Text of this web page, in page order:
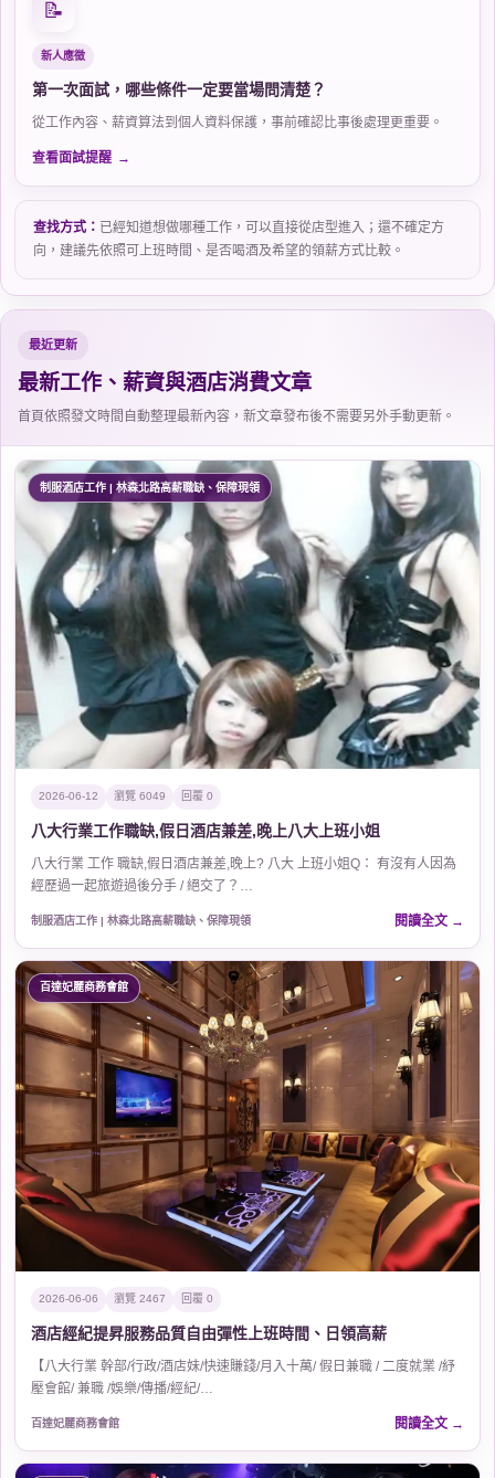
📝
新人應徵
第一次面試，哪些條件一定要當場問清楚？
從工作內容、薪資算法到個人資料保護，事前確認比事後處理更重要。
查看面試提醒
查找方式： 已經知道想做哪種工作，可以直接從店型進入；還不確定方
向，建議先依照可上班時間、是否喝酒及希望的領薪方式比較。
最近更新
最新工作、薪資與酒店消費文章
首頁依照發文時間自動整理最新內容，新文章發布後不需要另外手動更新。
制服酒店工作 | 林森北路高薪職缺、保障現領
2026-06-12 瀏覽 6049 回覆 0
八大行業工作職缺,假日酒店兼差,晚上八大上班小姐
八大行業 工作 職缺,假日酒店兼差,晚上? 八大 上班小姐Q： 有沒有人因為
經歷過一起旅遊過後分手 / 絕交了？…
制服酒店工作 | 林森北路高薪職缺、保障現領 閱讀全文
百達妃麗商務會館
2026-06-06 瀏覽 2467 回覆 0
酒店經紀提昇服務品質自由彈性上班時間、日領高薪
【八大行業 幹部/行政/酒店妹/快速賺錢/月入十萬/ 假日兼職 / 二度就業 /紓
壓會館/ 兼職 /娛樂/傳播/經紀/…
百達妃麗商務會館 閱讀全文